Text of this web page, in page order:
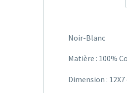
Noir-Blanc
Matière : 100%
Dimension : 12X7